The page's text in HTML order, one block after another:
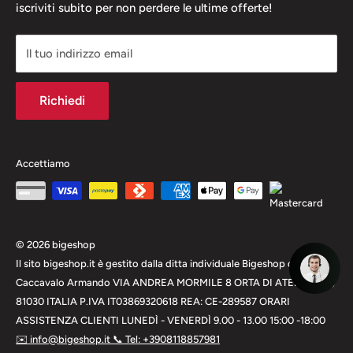
P.IVA IT03869320618
REA: CE-289587
ORARI
ASSISTENZA CLIENTI
9.00 - 13.00
TELEFONO
+
email
info@bigeshop.it
Guida ai Cookies
Big club punti fedelta'
Recensioni dei clienti
Punti di ritiro
Tracciamento dell'ordine
iscriviti subito per non perdere le ultime offerte!
Il tuo indirizzo email
Richiedi
Accettiamo
© 2026 bigeshop
Il sito bigeshop.it è gestito dalla ditta individuale Bigeshop di
Caccavalo Armando VIA ANDREA MORMILE 8 ORTA DI ATELLA (CE)
81030 ITALIA P.IVA IT03869320618 REA: CE-289587 ORARI
ASSISTENZA CLIENTI LUNEDÌ - VENERDÌ 9.00 - 13.00 15:00 -18:00
✉️ info@bigeshop.it 📞 Tel: +3908118857981